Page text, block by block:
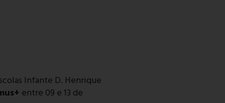
Infante D. Henrique
entre 09 e 13 de